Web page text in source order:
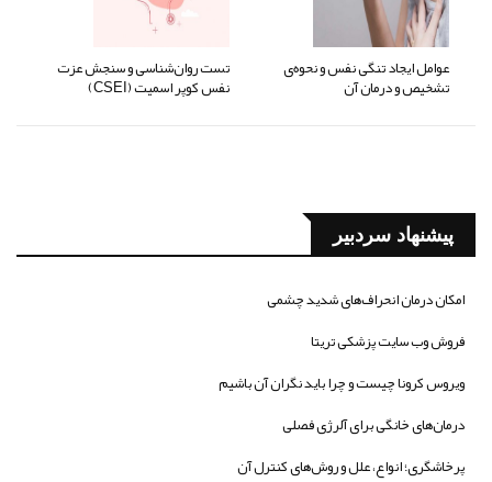
عوامل ایجاد تنگی نفس و نحوه‌ی
تشخیص و درمان آن
تست روان‌شناسی و سنجش عزت
نفس کوپر اسمیت (CSEI)
پیشنهاد سردبیر
امکان درمان انحراف‌های شدید چشمی
فروش وب سایت پزشکی تریتا
ویروس کرونا چیست و چرا باید نگران آن باشیم
درمان‌های خانگی برای آلرژی فصلی
پرخاشگری؛ انواع، علل و روش‌های کنترل آن